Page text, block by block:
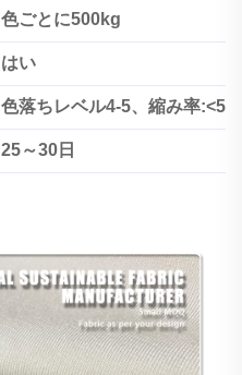
色ごとに500kg
はい
色落ちレベル4-5、縮み率:<5%
25～30日